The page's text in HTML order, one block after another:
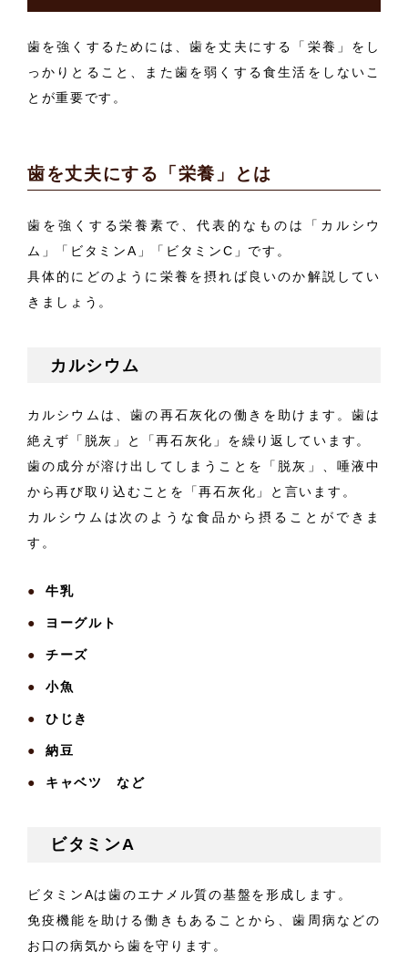
歯を強くするためには、歯を丈夫にする「栄養」をし
っかりとること、また歯を弱くする食生活をしないこ
とが重要です。
歯を丈夫にする「栄養」とは
歯を強くする栄養素で、代表的なものは「カルシウ
ム」「ビタミンA」「ビタミンC」です。
具体的にどのように栄養を摂れば良いのか解説してい
きましょう。
カルシウム
カルシウムは、歯の再石灰化の働きを助けます。歯は
絶えず「脱灰」と「再石灰化」を繰り返しています。
歯の成分が溶け出してしまうことを「脱灰」、唾液中
から再び取り込むことを「再石灰化」と言います。
カルシウムは次のような食品から摂ることができま
す。
牛乳
ヨーグルト
チーズ
小魚
ひじき
納豆
キャベツ など
ビタミンA
ビタミンAは歯のエナメル質の基盤を形成します。
免疫機能を助ける働きもあることから、歯周病などの
お口の病気から歯を守ります。